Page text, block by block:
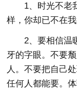
1、时光不老
样，你却已不在我
2、要相信温
牙的字眼。不要
人。不要把自己
任何人都能要。